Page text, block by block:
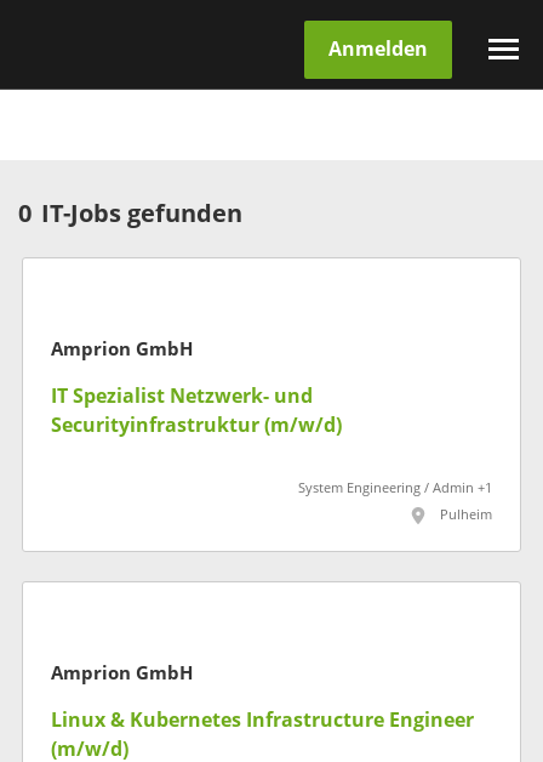
Anmelden
0 IT-Jobs gefunden
Amprion GmbH
IT Spezialist Netzwerk- und
Securityinfrastruktur (m/w/d)
System Engineering / Admin +1
Pulheim
Amprion GmbH
Linux & Kubernetes Infrastructure Engineer
(m/w/d)